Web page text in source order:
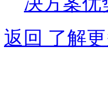
返回 了解